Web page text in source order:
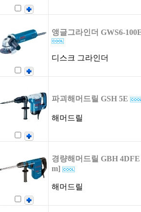
앵글그라인더 GWS6-
디스크 그라인더
파괴해머드릴 GSH 5E
해머드릴
경량해머드릴 GBH 4DFE
m]
해머드릴